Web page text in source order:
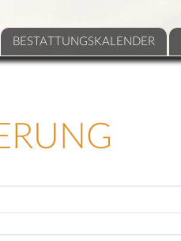
BESTATTUNGSKALENDER